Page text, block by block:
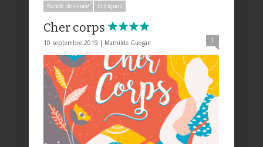
Bande dessinée Critiques
Cher corps
10 septembre 2019 | Mathilde Guegan 1